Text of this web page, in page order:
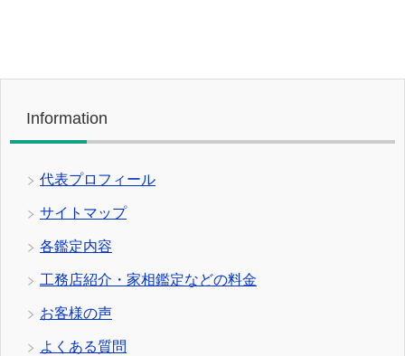
Information
代表プロフィール
サイトマップ
各鑑定内容
工務店紹介・家相鑑定などの料金
お客様の声
よくある質問